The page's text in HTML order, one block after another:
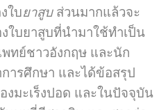
ใบยาสูบ ส่วนมากแล้วจะ
ใบยาสูบที่นำมาใช้ทำเป็น
ทย์ชาวอังกฤษ และนัก
ารศึกษา และได้ข้อสรุป
งมะเร็งปอด และในปัจจุบัน